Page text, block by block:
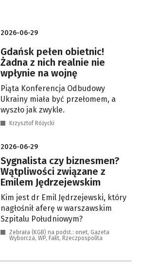
2026-06-29
Gdańsk pełen obietnic!
Żadna z nich realnie nie
wpłynie na wojnę
Piąta Konferencja Odbudowy
Ukrainy miała być przełomem, a
wyszło jak zwykle.
Krzysztof Różycki
2026-06-29
Sygnalista czy biznesmen?
Wątpliwości związane z
Emilem Jędrzejewskim
Kim jest dr Emil Jędrzejewski, który
nagłośnił aferę w warszawskim
Szpitalu Południowym?
Zebrała (KGB) na podst.: onet, Gazeta
Wyborcza, WP, Fakt, Rzeczpospolita